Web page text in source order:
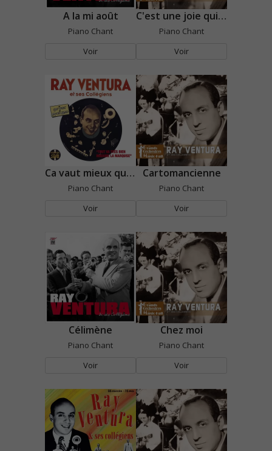
A la mi août
Piano Chant
Voir
C'est une joie qui monte, monte
Piano Chant
Voir
Ca vaut mieux que d'attraper la scarlatine
Piano Chant
Voir
Cartomancienne
Piano Chant
Voir
Célimène
Piano Chant
Voir
Chez moi
Piano Chant
Voir